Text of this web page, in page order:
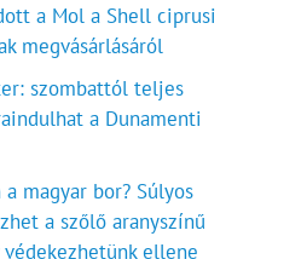
a Mol a Shell ciprusi
megvásárlásáról
szombattól teljes
a Dunamenti
a magyar bor? Súlyos
a szőlő aranyszínű
védekezhetünk ellene